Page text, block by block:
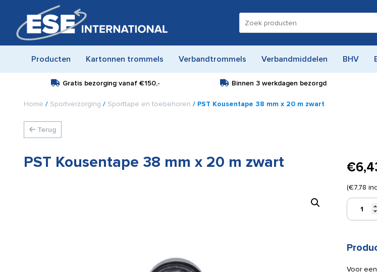
naar:
Producten Kartonnen trommels Verbandtrommels Verbandmiddelen BHV
Gratis bezorging vanaf€150,- Binnen 3 werkdagen bezorgd
Home / Sportverzorging / Sporttape en toebehoren / PST Kousentape 38 mm x 20 m zwart
Terug
PST Kousentape 38 mm x 20 m zwart €
(€7,78
PST
x
m
Voor